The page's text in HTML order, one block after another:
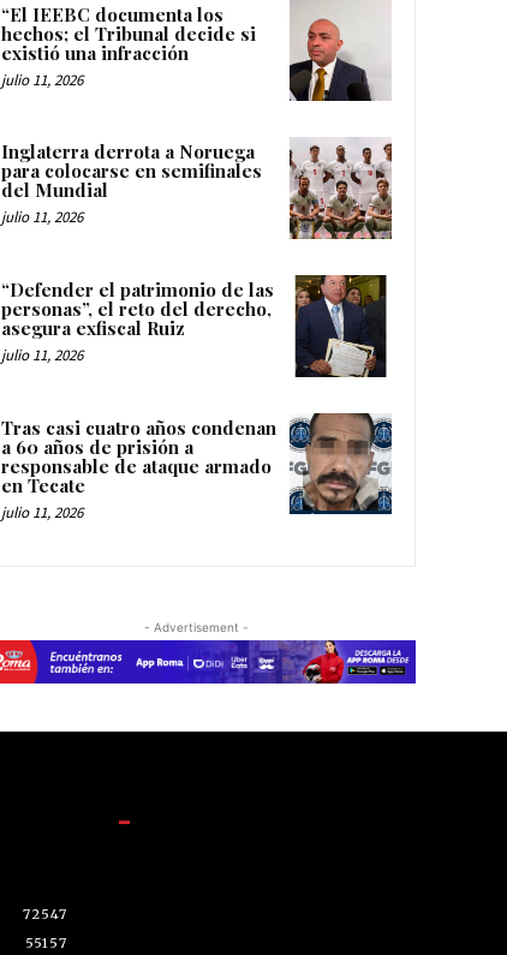
“El IEEBC documenta los
hechos; el Tribunal decide si
existió una infracción
julio 11, 2026
Inglaterra derrota a Noruega
para colocarse en semifinales
del Mundial
julio 11, 2026
“Defender el patrimonio de las
personas”, el reto del derecho,
asegura exfiscal Ruiz
julio 11, 2026
Tras casi cuatro años condenan
a 60 años de prisión a
responsable de ataque armado
en Tecate
julio 11, 2026
- Advertisement -
72547
55157
-